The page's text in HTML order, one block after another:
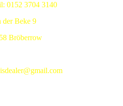
0152 3704 3140
der Beke 9
Bröberrow